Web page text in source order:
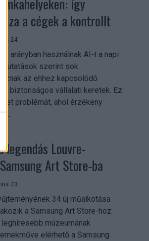
a cégek a kontrollt
24.
arányban használnak AI-t a napi
kutatások szerint sok
az ehhez kapcsolódó
biztonságos vállalati keretek. Ez
problémát, ahol érzékeny
Louvre-
Art Store-ba
23.
34 új műalkotása
a Samsung Art Store-hoz.
múzeumának
elérhető a Samsung